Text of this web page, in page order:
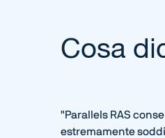
Cosa
"Parallels RAS
estremamente